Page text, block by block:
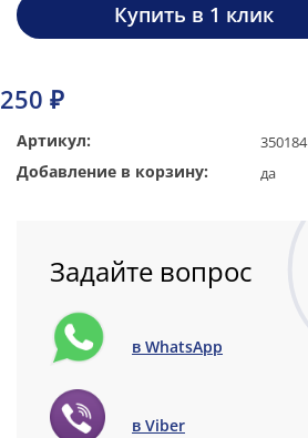
Артикул: 350184
Добавление в корзину: да
250 ₽
Купить в 1 клик
Задайте вопрос
в WhatsApp
в Viber